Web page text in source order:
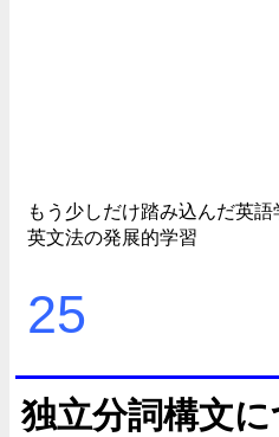
もう少しだけ踏み込んだ英語
英文法の発展的学習
25
独立分詞構文